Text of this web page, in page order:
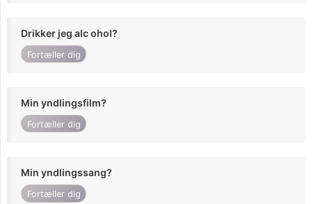
Drikker jeg alc ohol?
Fortæller dig
Min yndlingsfilm?
Fortæller dig
Min yndlingssang?
Fortæller dig